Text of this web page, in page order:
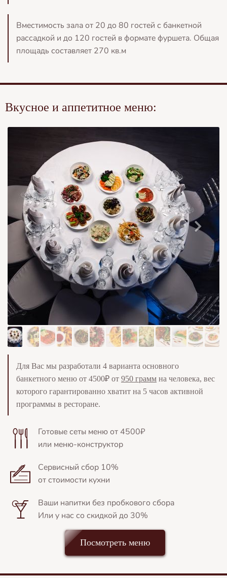
Вместимость зала от 20 до 80 гостей с банкетной
рассадкой и до 120 гостей в формате фуршета. Общая
площадь составляет 270 кв.м
Вкусное и аппетитное меню:
Для Вас мы разработали 4 варианта основного
банкетного меню от 4500₽ от 950 грамм на человека, вес
которого гарантированно хватит на 5 часов активной
программы в ресторане.
Готовые сеты меню от 4500₽
или меню-конструктор
Сервисный сбор 10%
от стоимости кухни
Ваши напитки без пробкового сбора
Или у нас со скидкой до 30%
Посмотреть меню